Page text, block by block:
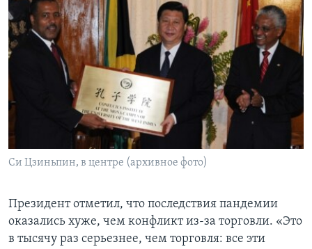
Си Цзиньпин, в центре (архивное фото)
Президент отметил, что последствия пандемии
оказались хуже, чем конфликт из-за торговли. «Это
в тысячу раз серьезнее, чем торговля: все эти